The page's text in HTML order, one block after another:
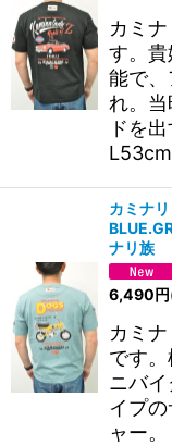
カミ
す。
能で
れ。
ドを
カミナ
ナリ族
6,490円
カミ
です
ニバ
イプ
ャー